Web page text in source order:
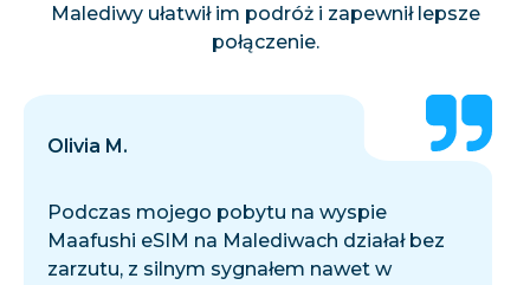
Malediwy ułatwił im podróż i zapewnił lepsze
połączenie.
Olivia M.
Podczas mojego pobytu na wyspie
Maafushi eSIM na Malediwach działał bez
zarzutu, z silnym sygnałem nawet w